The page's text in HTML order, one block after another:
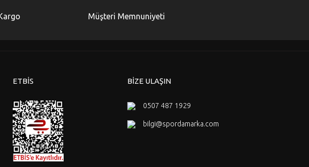
Müşteri Memnuniyeti
ETBİS BİZE ULAŞIN
0507 487 1929
bilgi@spordamarka.com